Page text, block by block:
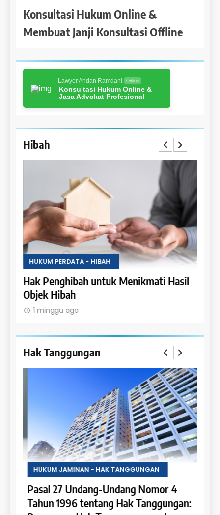
Konsultasi Hukum Online &
Membuat Janji Konsultasi Offline
Lawyer Ahdan Ramdani Online
Konsultasi Hukum Online &
Jasa Advokat Profesional
Hibah
HUKUM PERDATA - HIBAH
Hak Penghibah untuk Menikmati Hasil
Objek Hibah
1 minggu ago
Hak Tanggungan
HUKUM JAMINAN - HAK TANGGUNGAN
Pasal 27 Undang-Undang Nomor 4
Tahun 1996 tentang Hak Tanggungan: